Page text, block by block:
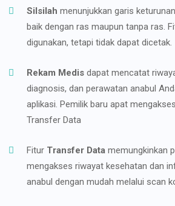
Silsilah menunjukkan garis
baik dengan ras maupun tanpa ras.
digunakan, tetapi tidak dapat dicetak.
Rekam Medis dapat mencatat
diagnosis, dan perawatan anabul
aplikasi. Pemilik baru apat
Transfer Data
Fitur Transfer Data memungkinkan
mengakses riwayat kesehatan dan
anabul dengan mudah melalui scan